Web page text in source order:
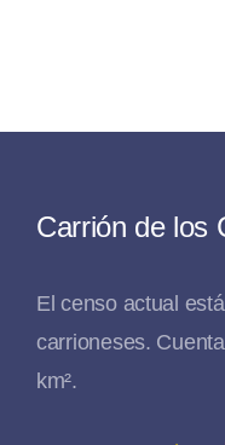
Carrión de los
El censo actual
carrioneses.
km².